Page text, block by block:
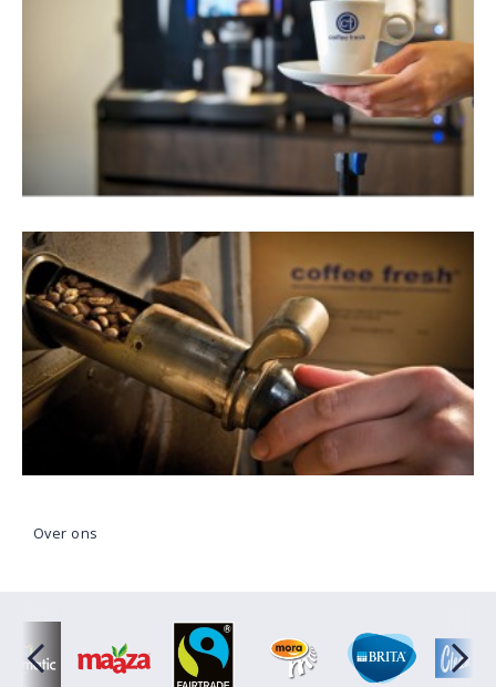
Over ons